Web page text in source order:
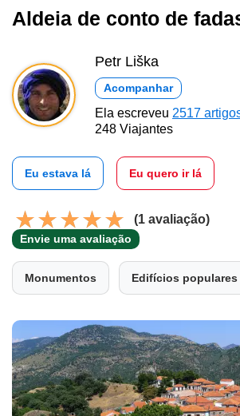
Aldeia de conto de
Petr Liška
Acompanhar
Ela escreveu 2517
248 Viajantes
Eu estava lá Eu quero ir lá
(1 avaliação)
Envie uma avaliação
Monumentos Edifícios populares